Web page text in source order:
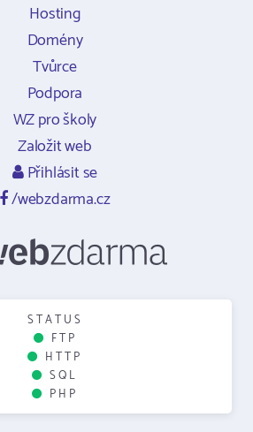
Hosting
Domény
Tvůrce
Podpora
WZ pro školy
Založit web
Přihlásit se
/webzdarma.cz
STATUS
FTP
HTTP
SQL
PHP